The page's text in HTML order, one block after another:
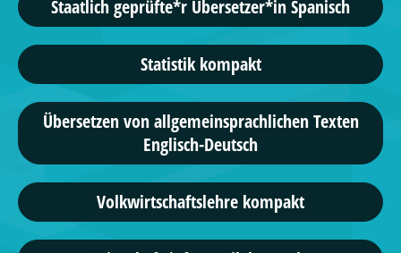
Staatlich geprüfte*r Übersetzer*in Spanisch
Statistik kompakt
Übersetzen von allgemeinsprachlichen Texten
Englisch-Deutsch
Volkwirtschaftslehre kompakt